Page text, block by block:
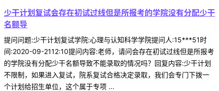
少干计划复试会存在初试过线但是所报考的学院没有分配少干
名额导
提问问题:少干计划复试学院:心理与认知科学学院提问人:15***51时
间:2020-09-2112:10提问内容:老师，请问会存在初试过线但是所报考
的学院没有分配少干名额导致不能录取的情况吗？回复内容:少干计划
不限制，如果进入复试，院系复试合格决定录取，我们会专门下拨一
个计划给招生单位，这个属于专项 ...